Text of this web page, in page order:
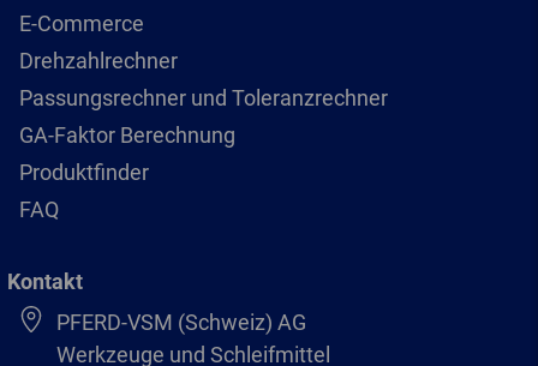
E-Commerce
Drehzahlrechner
Passungsrechner und Toleranzrechner
GA-Faktor Berechnung
Produktfinder
FAQ
Kontakt
PFERD-VSM (Schweiz) AG
Werkzeuge und Schleifmittel